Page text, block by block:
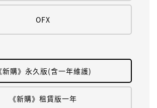
OFX
新購》永久版(含一年維護)
《新購》租賃版一年